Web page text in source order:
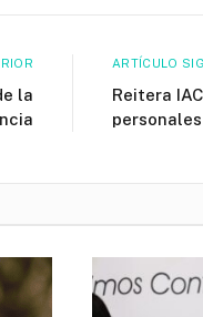
la
ARTÍCULO
Reitera
personales